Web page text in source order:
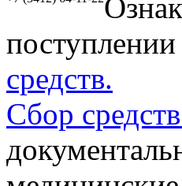
средств.
Сбор